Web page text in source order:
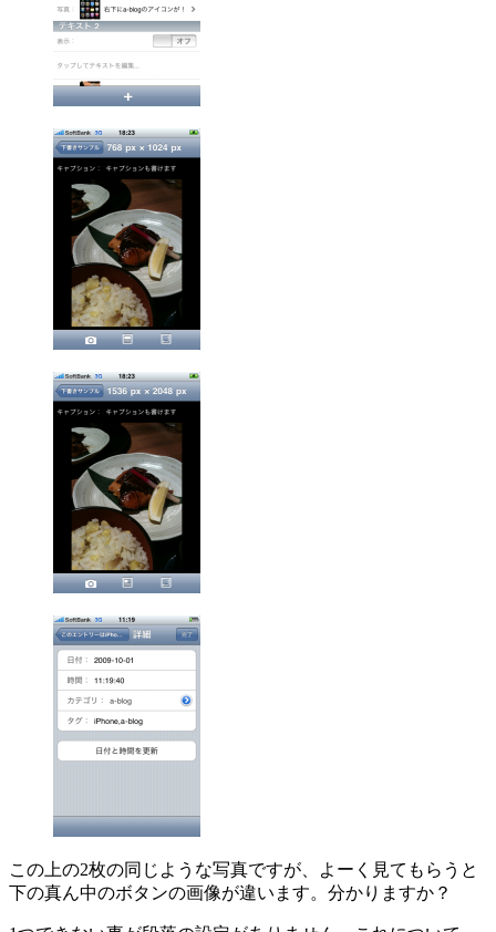
この上の2枚の同じような写真ですが、よーく見てもらうと
下の真ん中のボタンの画像が違います。分かりますか？